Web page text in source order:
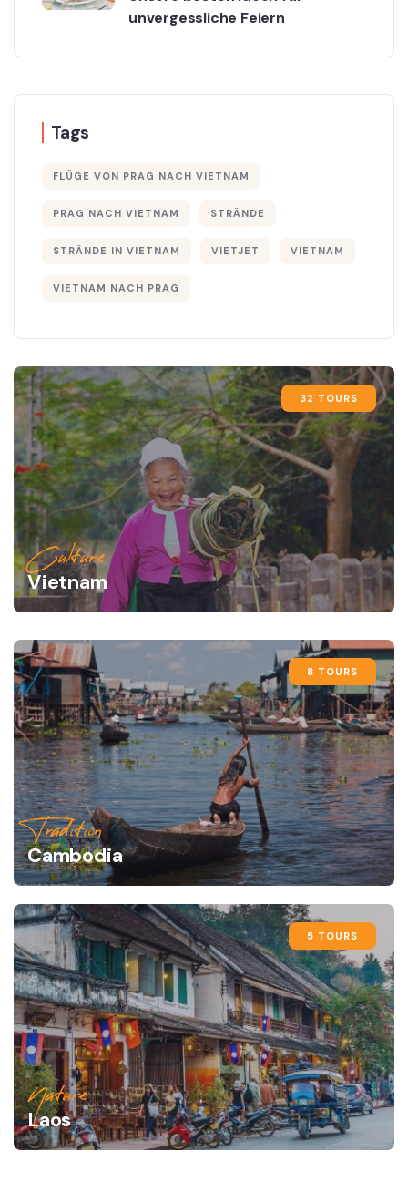
unvergessliche Feiern
Tags
FLÜGE VON PRAG NACH VIETNAM
PRAG NACH VIETNAM STRÄNDE
STRÄNDE IN VIETNAM VIETJET VIETNAM
VIETNAM NACH PRAG
32 TOURS
Culture
Vietnam
8 TOURS
Tradition
Cambodia
5 TOURS
Nature
Laos